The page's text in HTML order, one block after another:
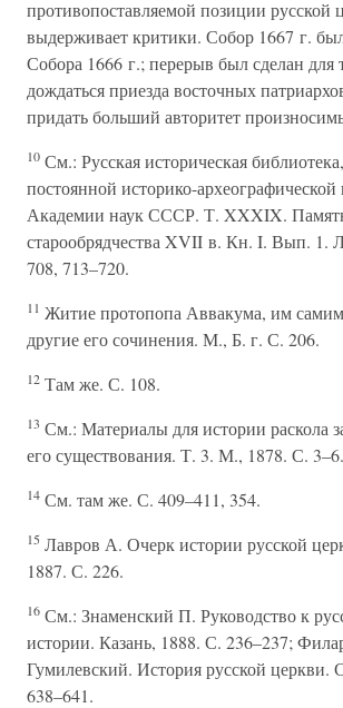
противопоставляемой позиции русской
выдерживает критики. Собор 1667 г.
Собора 1666 г.; перерыв был сделан для
дождаться приезда восточных
придать больший авторитет
10 См.: Русская историческая
постоянной историко-археографической
Академии наук СССР. Т. XXXIX.
старообрядчества XVII в. Кн. I. Вып. 1.
708, 713–720.
11 Житие протопопа Аввакума, им
другие его сочинения. М., Б. г. С. 206.
12 Там же. С. 108.
13 См.: Материалы для истории раскола
его существования. Т. 3. М., 1878. С. 3–6.
14 См. там же. С. 409–411, 354.
15 Лавров А. Очерк истории русской
1887. С. 226.
16 См.: Знаменский П. Руководство к
истории. Казань, 1888. С. 236–237;
Гумилевский. История русской церкви.
638–641.